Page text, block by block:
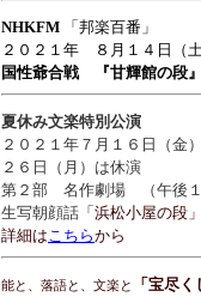
NHKFM 「邦楽百番」
２０２１年 ８月１４日（
国性爺合戦 『甘輝館の
夏休み文楽特別公演
２０２１年７月１６日（金
２６日（月）は休演
第２部 名作劇場 （午後１
生写朝顔話 「浜松小屋の
詳細はこちらから
能と、落語と、文楽と
「宝尽く